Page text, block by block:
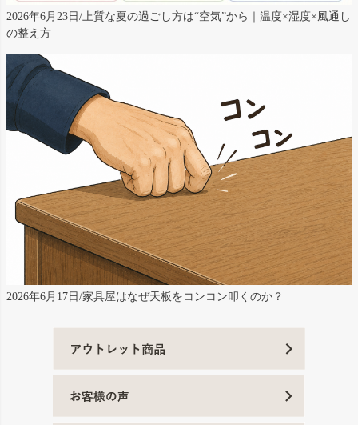
2026年6月23日/上質な夏の過ごし方は“空気”から｜温度×湿度×風通し
の整え方
2026年6月17日/家具屋はなぜ天板をコンコン叩くのか？